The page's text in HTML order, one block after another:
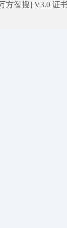
方智搜] V3.0 证